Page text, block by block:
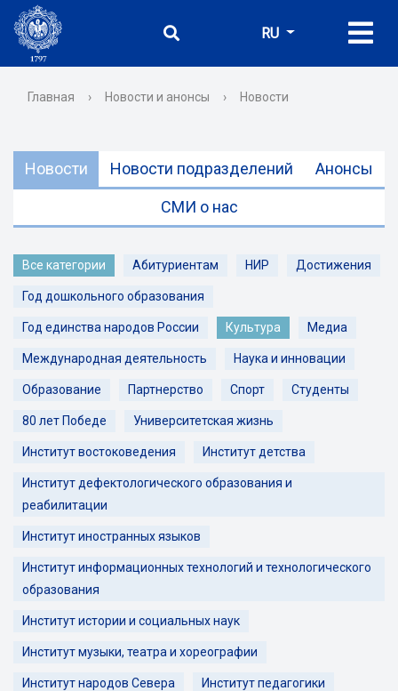
RU
Главная › Новости и анонсы › Новости
Новости Новости подразделений Анонсы
СМИ о нас
Все категории Абитуриентам НИР Достижения
Год дошкольного образования
Год единства народов России Культура Медиа
Международная деятельность Наука и инновации
Образование Партнерство Спорт Студенты
80 лет Победе Университетская жизнь
Институт востоковедения Институт детства
Институт дефектологического образования и
реабилитации
Институт иностранных языков
Институт информационных технологий и технологического
образования
Институт истории и социальных наук
Институт музыки, театра и хореографии
Институт народов Севера Институт педагогики